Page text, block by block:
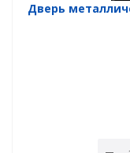
Дверь